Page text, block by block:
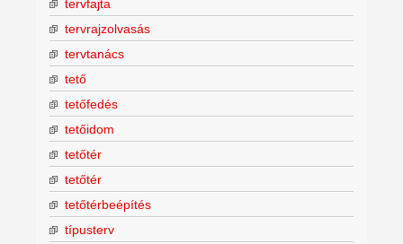
tervfajta
tervrajzolvasás
tervtanács
tető
tetőfedés
tetőidom
tetőtér
tetőtér
tetőtérbeépítés
típusterv